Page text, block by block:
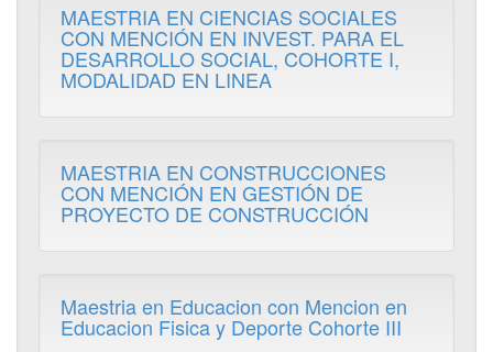
MAESTRIA EN CIENCIAS SOCIALES
CON MENCIÓN EN INVEST. PARA EL
DESARROLLO SOCIAL, COHORTE I,
MODALIDAD EN LINEA
MAESTRIA EN CONSTRUCCIONES
CON MENCIÓN EN GESTIÓN DE
PROYECTO DE CONSTRUCCIÓN
Maestria en Educacion con Mencion en
Educacion Fisica y Deporte Cohorte III